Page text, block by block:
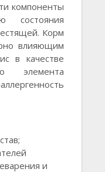
компоненты
состояния
Корм
влияющим
в качестве
элемента
и